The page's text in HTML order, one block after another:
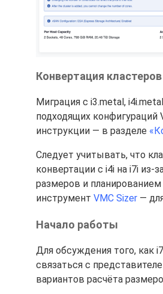
Конвертация
Миграция с i3.metal,
подходящих конфигураций
инструкции — в разделе
Следует учитывать, что
конвертации с i4i на i7i из-
размеров и
инструмент VMC Sizer —
Начало работы
Для обсуждения того, как
связаться с
вариантов расчёта